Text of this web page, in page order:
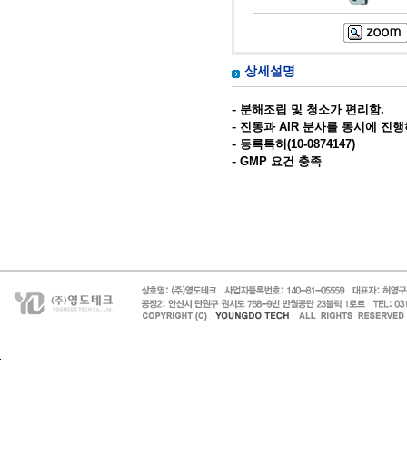
상세설명
- 분해조립 및 청소가 편리함.
- 진동과 AIR 분사를 동시에 진
- 등록특허(10-0874147)
- GMP 요건 충족